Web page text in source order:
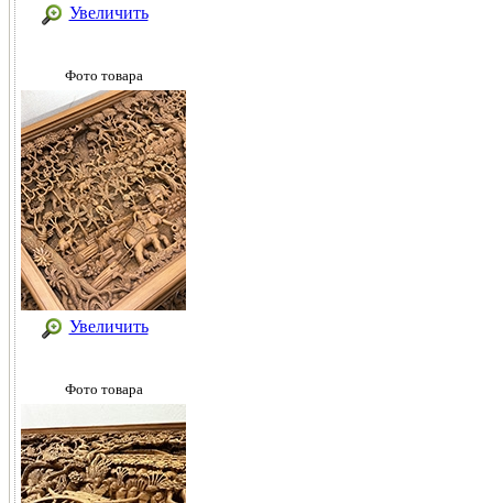
Увеличить
Фото товара
Увеличить
Фото товара